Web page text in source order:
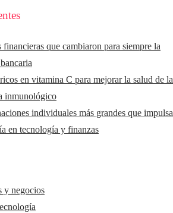
financieras que cambiaron para siempre la
en vitamina C para mejorar la salud de
inmunológico
individuales más grandes que
en tecnología y finanzas
y negocios